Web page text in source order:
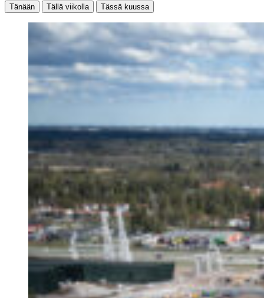
Tänään Tällä viikolla Tässä kuussa